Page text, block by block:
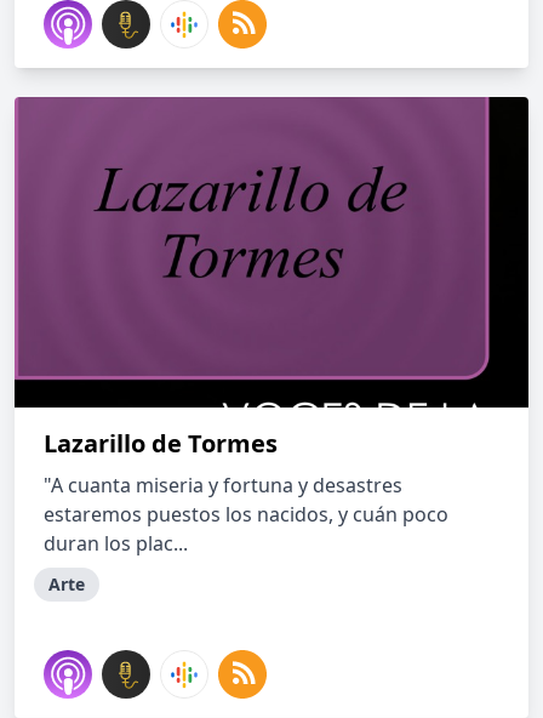
Lazarillo de Tormes
"A cuanta miseria y fortuna y desastres
estaremos puestos los nacidos, y cuán poco
duran los plac...
Arte